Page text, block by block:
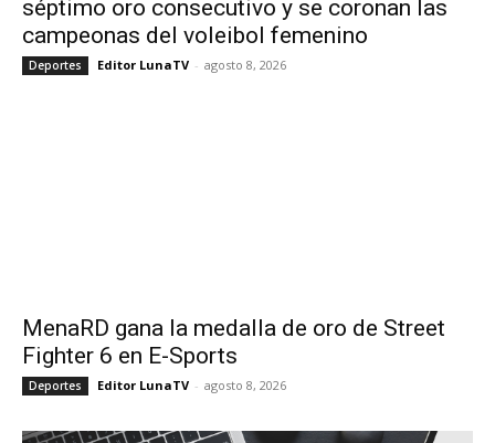
séptimo oro consecutivo y se coronan las
campeonas del voleibol femenino
Deportes Editor LunaTV - agosto 8, 2026
MenaRD gana la medalla de oro de Street
Fighter 6 en E-Sports
Deportes Editor LunaTV - agosto 8, 2026